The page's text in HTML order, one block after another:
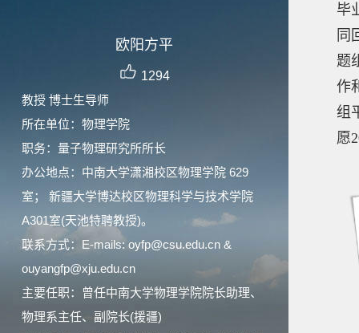
欧阳方平
1294
教授 博士生导师
所在单位：物理学院
职务：量子物理研究所所长
办公地点：中南大学潇湘校区物理学院 629
室； 新疆大学博达校区物理科学与技术学院
A301室(天池特聘教授)。
联系方式：E-mails: oyfp@csu.edu.cn &
ouyangfp@xju.edu.cn
主要任职：曾任中南大学物理学院院长助理、
物理系主任、副院长(援疆)
毕
同
题
作
组
愿